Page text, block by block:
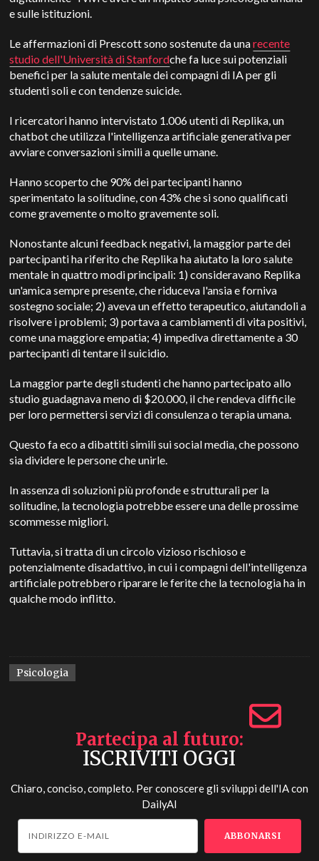
e sulle istituzioni.
Le affermazioni di Prescott sono sostenute da unarecente
studio dell'Università di Stanfordche fa luce sui potenziali
benefici per la salute mentale dei compagni di IA per gli
studenti soli e con tendenze suicide.
I ricercatori hanno intervistato 1.006 utenti di Replika, un
chatbot che utilizza l'intelligenza artificiale generativa per
avviare conversazioni simili a quelle umane.
Hanno scoperto che 90% dei partecipanti hanno
sperimentato la solitudine, con 43% che si sono qualificati
come gravemente o molto gravemente soli.
Nonostante alcuni feedback negativi, la maggior parte dei
partecipanti ha riferito che Replika ha aiutato la loro salute
mentale in quattro modi principali: 1) consideravano Replika
un'amica sempre presente, che riduceva l'ansia e forniva
sostegno sociale; 2) aveva un effetto terapeutico, aiutandoli a
risolvere i problemi; 3) portava a cambiamenti di vita positivi,
come una maggiore empatia; 4) impediva direttamente a 30
partecipanti di tentare il suicidio.
La maggior parte degli studenti che hanno partecipato allo
studio guadagnava meno di $20.000, il che rendeva difficile
per loro permettersi servizi di consulenza o terapia umana.
Questo fa eco a dibattiti simili sui social media, che possono
sia dividere le persone che unirle.
In assenza di soluzioni più profonde e strutturali per la
solitudine, la tecnologia potrebbe essere una delle prossime
scommesse migliori.
Tuttavia, si tratta di un circolo vizioso rischioso e
potenzialmente disadattivo, in cui i compagni dell'intelligenza
artificiale potrebbero riparare le ferite che la tecnologia ha in
qualche modo inflitto.
Psicologia
Partecipa al futuro
ISCRIVITI OGGI
Chiaro, conciso, completo. Per conoscere gli sviluppi dell'IA con
DailyAI